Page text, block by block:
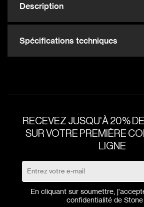
Description
Spécifications techniques
RECEVEZ JUSQU'À 20%
SUR VOTRE PREMIÈRE
LIGNE
En cliquant sur soumettre,
confidentialitéde Stone